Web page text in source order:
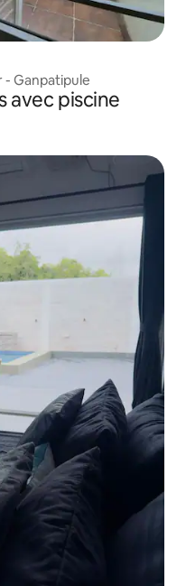
- Ganpatipule
avec piscine